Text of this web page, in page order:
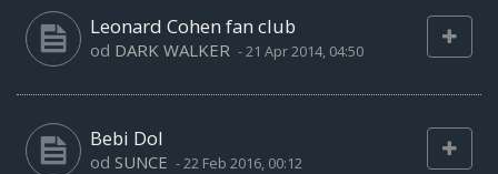
Leonard Cohen fan club
od DARK WALKER -21 Apr 2014, 04:50
Bebi Dol
od SUNCE -22 Feb 2016, 00:12